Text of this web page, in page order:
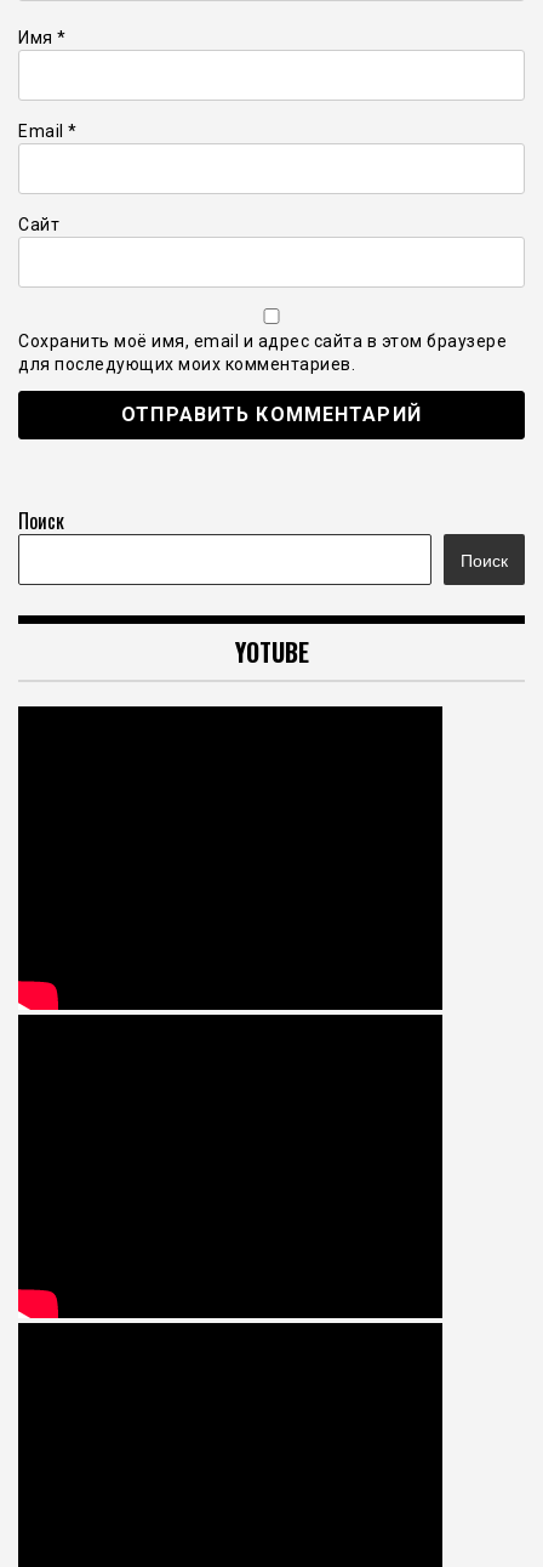
Имя *
Email *
Сайт
Сохранить моё имя, email и адрес сайта в этом браузере
для последующих моих комментариев.
Поиск
Поиск
YOTUBE